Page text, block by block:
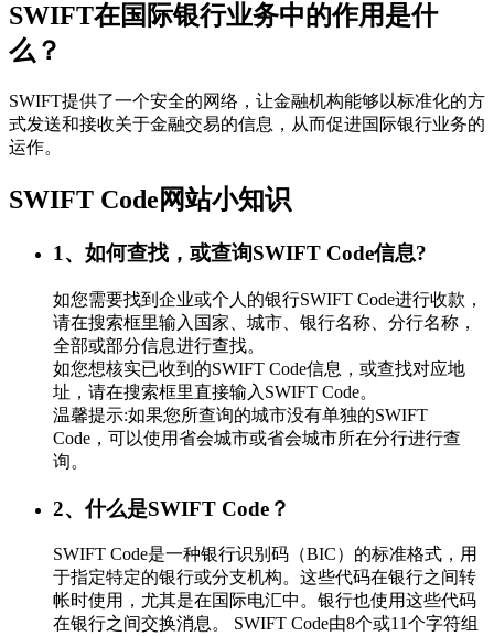
SWIFT在国际银行业务中的作用是什
么？
SWIFT提供了一个安全的网络，让金融机构能够以标准化的方
式发送和接收关于金融交易的信息，从而促进国际银行业务的
运作。
SWIFT Code网站小知识
1、如何查找，或查询SWIFT Code信息?
如您需要找到企业或个人的银行SWIFT Code进行收款，
请在搜索框里输入国家、城市、银行名称、分行名称，
全部或部分信息进行查找。
如您想核实已收到的SWIFT Code信息，或查找对应地
址，请在搜索框里直接输入SWIFT Code。
温馨提示:如果您所查询的城市没有单独的SWIFT
Code，可以使用省会城市或省会城市所在分行进行查
询。
2、什么是SWIFT Code？
SWIFT Code是一种银行识别码（BIC）的标准格式，用
于指定特定的银行或分支机构。这些代码在银行之间转
帐时使用，尤其是在国际电汇中。银行也使用这些代码
在银行之间交换消息。 SWIFT Code由8个或11个字符组